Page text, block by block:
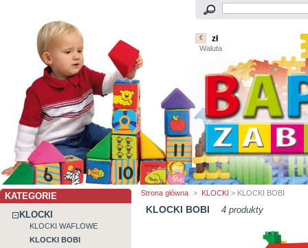
€ zł
Waluta
KATEGORIE
KLOCKI
KLOCKI WAFLOWE
KLOCKI BOBI
Strona główna > KLOCKI > KLOCKI BOBI
KLOCKI BOBI 4 produkty